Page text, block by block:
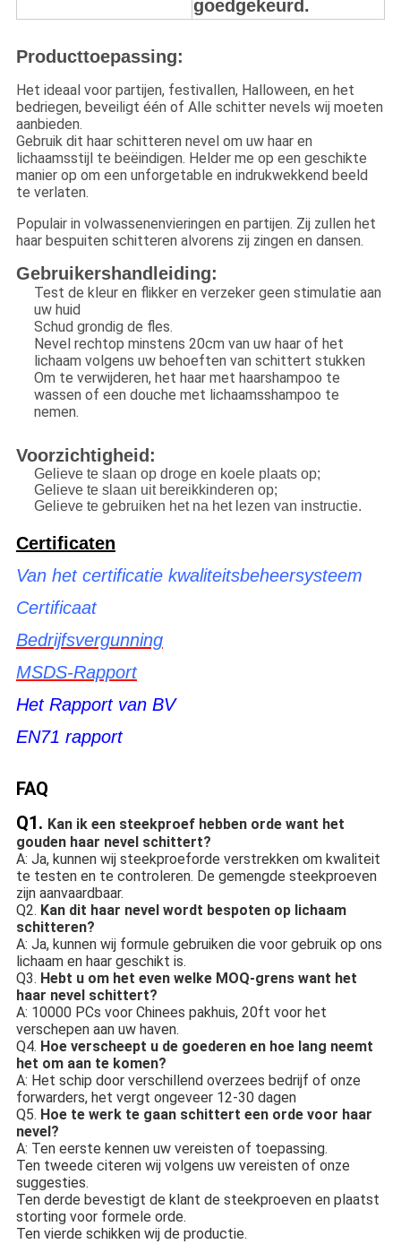
goedgekeurd.
Producttoepassing:
Het ideaal voor partijen, festivallen, Halloween, en het
bedriegen, beveiligt één of Alle schitter nevels wij moeten
aanbieden.
Gebruik dit haar schitteren nevel om uw haar en
lichaamsstijl te beëindigen. Helder me op een geschikte
manier op om een unforgetable en indrukwekkend beeld
te verlaten.
Populair in volwassenenvieringen en partijen. Zij zullen het
haar bespuiten schitteren alvorens zij zingen en dansen.
Gebruikershandleiding:
Test de kleur en flikker en verzeker geen stimulatie aan
uw huid
Schud grondig de fles.
Nevel rechtop minstens 20cm van uw haar of het
lichaam volgens uw behoeften van schittert stukken
Om te verwijderen, het haar met haarshampoo te
wassen of een douche met lichaamsshampoo te
nemen.
Voorzichtigheid:
Gelieve te slaan op droge en koele plaats op;
Gelieve te slaan uit bereikkinderen op;
Gelieve te gebruiken het na het lezen van instructie.
Certificaten
Van het certificatie kwaliteitsbeheersysteem
Certificaat
Bedrijfsvergunning
MSDS-Rapport
Het Rapport van BV
EN71 rapport
FAQ
Q1. Kan ik een steekproef hebben orde want het
gouden haar nevel schittert?
A: Ja, kunnen wij steekproeforde verstrekken om kwaliteit
te testen en te controleren. De gemengde steekproeven
zijn aanvaardbaar.
Q2. Kan dit haar nevel wordt bespoten op lichaam
schitteren?
A: Ja, kunnen wij formule gebruiken die voor gebruik op ons
lichaam en haar geschikt is.
Q3. Hebt u om het even welke MOQ-grens want het
haar nevel schittert?
A: 10000 PCs voor Chinees pakhuis, 20ft voor het
verschepen aan uw haven.
Q4. Hoe verscheept u de goederen en hoe lang neemt
het om aan te komen?
A: Het schip door verschillend overzees bedrijf of onze
forwarders, het vergt ongeveer 12-30 dagen
Q5. Hoe te werk te gaan schittert een orde voor haar
nevel?
A: Ten eerste kennen uw vereisten of toepassing.
Ten tweede citeren wij volgens uw vereisten of onze
suggesties.
Ten derde bevestigt de klant de steekproeven en plaatst
storting voor formele orde.
Ten vierde schikken wij de productie.